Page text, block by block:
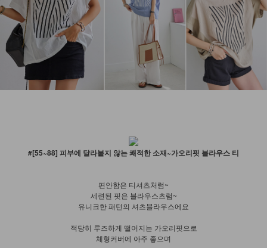
#[55~88] 피부에 달라붙지 않는 쾌적한 소재~가오리핏 블라우스 티
편안함은 티셔츠처럼~
세련된 핏은 블라우스츠럼~
유니크한 패턴의 셔츠블라우스에요
적당히 루즈하게 떨어지는 가오리핏으로
체형커버에 아주 좋으며